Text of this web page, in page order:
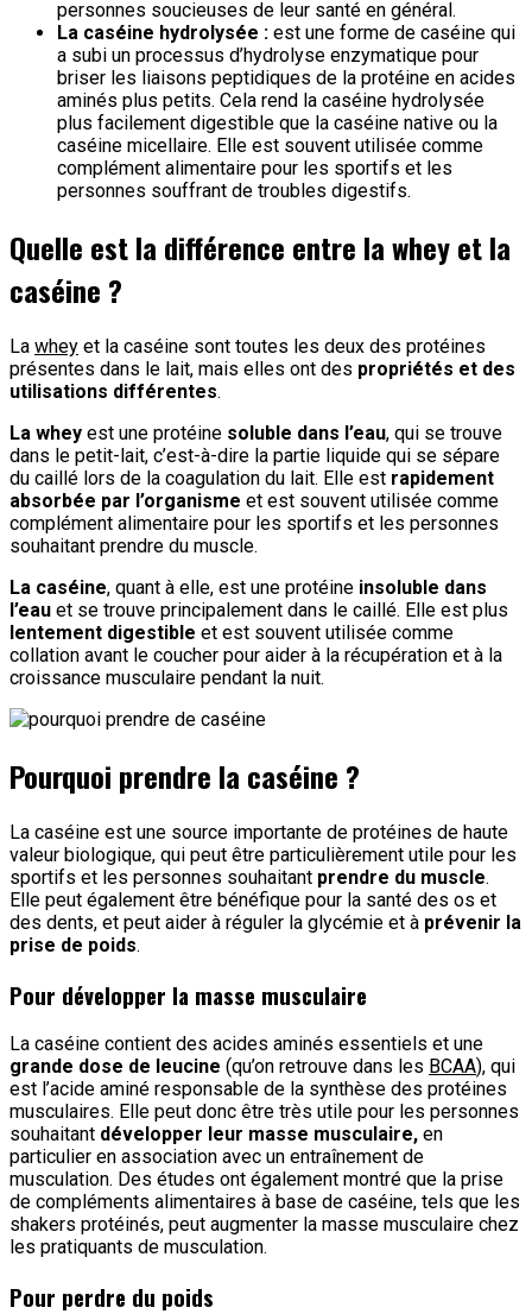
personnes soucieuses de leur santé en général.
La caséine hydrolysée : est une forme de caséine qui
a subi un processus d’hydrolyse enzymatique pour
briser les liaisons peptidiques de la protéine en acides
aminés plus petits. Cela rend la caséine hydrolysée
plus facilement digestible que la caséine native ou la
caséine micellaire. Elle est souvent utilisée comme
complément alimentaire pour les sportifs et les
personnes souffrant de troubles digestifs.
Quelle est la différence entre la whey et la
caséine ?
La whey et la caséine sont toutes les deux des protéines
présentes dans le lait, mais elles ont des propriétés et des
utilisations différentes.
La whey est une protéine soluble dans l’eau, qui se trouve
dans le petit-lait, c’est-à-dire la partie liquide qui se sépare
du caillé lors de la coagulation du lait. Elle est rapidement
absorbée par l’organisme et est souvent utilisée comme
complément alimentaire pour les sportifs et les personnes
souhaitant prendre du muscle.
La caséine, quant à elle, est une protéine insoluble dans
l’eau et se trouve principalement dans le caillé. Elle est plus
lentement digestible et est souvent utilisée comme
collation avant le coucher pour aider à la récupération et à la
croissance musculaire pendant la nuit.
Pourquoi prendre la caséine ?
La caséine est une source importante de protéines de haute
valeur biologique, qui peut être particulièrement utile pour les
sportifs et les personnes souhaitant prendre du muscle.
Elle peut également être bénéfique pour la santé des os et
des dents, et peut aider à réguler la glycémie et à prévenir la
prise de poids.
Pour développer la masse musculaire
La caséine contient des acides aminés essentiels et une
grande dose de leucine (qu’on retrouve dans les BCAA), qui
est l’acide aminé responsable de la synthèse des protéines
musculaires. Elle peut donc être très utile pour les personnes
souhaitant développer leur masse musculaire, en
particulier en association avec un entraînement de
musculation. Des études ont également montré que la prise
de compléments alimentaires à base de caséine, tels que les
shakers protéinés, peut augmenter la masse musculaire chez
les pratiquants de musculation.
Pour perdre du poids